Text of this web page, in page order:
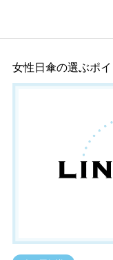
女性日傘の選ぶポイ